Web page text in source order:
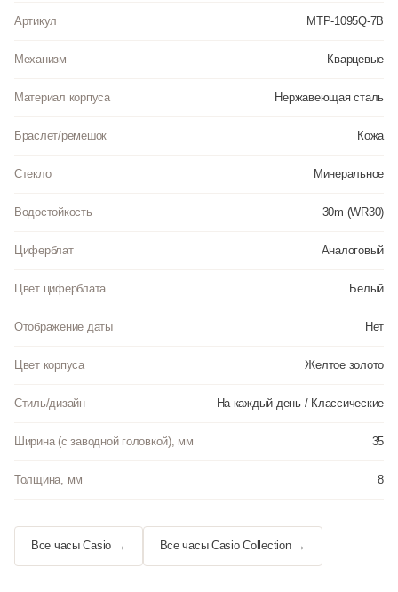
Артикул MTP-1095Q-7B
Механизм Кварцевые
Материал корпуса Нержавеющая сталь
Браслет/ремешок Кожа
Стекло Минеральное
Водостойкость 30m (WR30)
Циферблат Аналоговый
Цвет циферблата Белый
Отображение даты Нет
Цвет корпуса Желтое золото
Стиль/дизайн На каждый день / Классические
Ширина (с заводной головкой), мм 35
Толщина, мм 8
Все часы Casio → Все часы Casio Collection →